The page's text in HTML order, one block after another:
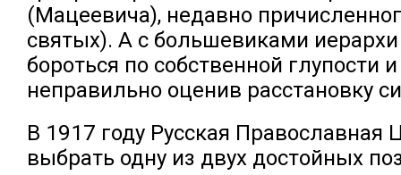
(Мацеевича), недавно
святых). А с большевиками
бороться по собственной глупости
неправильно оценив расстановку
В 1917 году Русская Православная
выбрать одну из двух достойных